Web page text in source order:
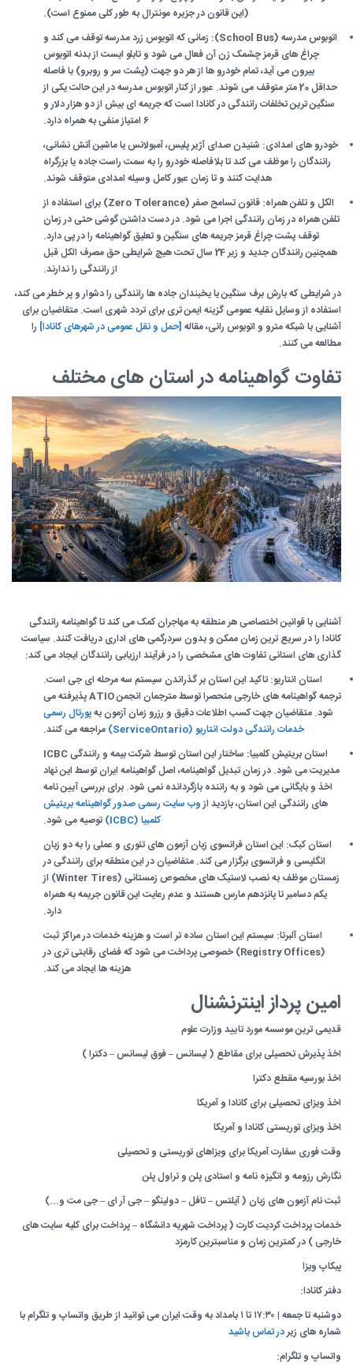
(این قانون در جزیره مونترال به طور کلی ممنوع است).
اتوبوس مدرسه (School Bus): زمانی که اتوبوس زرد مدرسه توقف می کند و
چراغ های قرمز چشمک زن آن فعال می شود و تابلو ایست از بدنه اتوبوس
بیرون می آید، تمام خودرو ها از هر دو جهت (پشت سر و روبرو) با فاصله
حداقل 20 متر متوقف می شوند. عبور از کنار اتوبوس مدرسه در این حالت یکی از
سنگین ترین تخلفات رانندگی در کانادا است که جریمه ای بیش از دو هزار دلار و
6 امتیاز منفی به همراه دارد.
خودرو های امدادی: شنیدن صدای آژیر پلیس، آمبولانس یا ماشین آتش نشانی،
رانندگان را موظف می کند تا بلافاصله خودرو را به سمت راست جاده یا بزرگراه
هدایت کنند و تا زمان عبور کامل وسیله امدادی متوقف شوند.
الکل و تلفن همراه: قانون تسامح صفر (Zero Tolerance) برای استفاده از
تلفن همراه در زمان رانندگی اجرا می شود. در دست داشتن گوشی حتی در زمان
توقف پشت چراغ قرمز جریمه های سنگین و تعلیق گواهینامه را در پی دارد.
همچنین رانندگان جدید و زیر 24 سال تحت هیچ شرایطی حق مصرف الکل قبل
از رانندگی را ندارند.
در شرایطی که بارش برف سنگین یا یخبندان جاده ها رانندگی را دشوار و پر خطر می کند،
استفاده از وسایل نقلیه عمومی گزینه ایمن تری برای تردد شهری است. متقاضیان برای
آشنایی با شبکه مترو و اتوبوس رانی، مقاله [حمل و نقل عمومی در شهرهای کانادا] را
مطالعه می کنند.
تفاوت گواهینامه در استان های مختلف
آشنایی با قوانین اختصاصی هر منطقه به مهاجران کمک می کند تا گواهینامه رانندگی
کانادا را در سریع ترین زمان ممکن و بدون سردرگمی های اداری دریافت کنند. سیاست
گذاری های استانی تفاوت های مشخصی را در فرآیند ارزیابی رانندگان ایجاد می کند:
استان انتاریو: تاکید این استان بر گذراندن سیستم سه مرحله ای جی است.
ترجمه گواهینامه های خارجی منحصرا توسط مترجمان انجمن ATIO پذیرفته می
شود. متقاضیان جهت کسب اطلاعات دقیق و رزرو زمان آزمون بهپورتال رسمی
خدمات رانندگی دولت انتاریو (ServiceOntario)
مراجعه می کنند.
استان بریتیش کلمبیا: ساختار این استان توسط شرکت بیمه و رانندگی ICBC
مدیریت می شود. در زمان تبدیل گواهینامه، اصل گواهینامه ایران توسط این نهاد
اخذ و بایگانی می شود و به راننده بازگردانده نمی شود. برای بررسی آیین نامه
های رانندگی این استان، بازدید ازوب سایت رسمی صدور گواهینامه بریتیش
کلمبیا (ICBC)
توصیه می شود.
استان کبک: این استان فرانسوی زبان آزمون های تئوری و عملی را به دو زبان
انگلیسی و فرانسوی برگزار می کند. متقاضیان در این منطقه برای رانندگی در
زمستان موظف به نصب لاستیک های مخصوص زمستانی (Winter Tires) از
یکم دسامبر تا پانزدهم مارس هستند و عدم رعایت این قانون جریمه به همراه
دارد.
استان آلبرتا: سیستم این استان ساده تر است و هزینه خدمات در مراکز ثبت
(Registry Offices) خصوصی پرداخت می شود که فضای رقابتی تری در
هزینه ها ایجاد می کند.
امین پرداز اینترنشنال
قدیمی ترین موسسه مورد تایید وزارت علوم
اخذ پذیرش تحصیلی برای مقاطع ( لیسانس – فوق لیسانس – دکترا )
اخذ بورسیه مقطع دکترا
اخذ ویزای تحصیلی برای کانادا و آمریکا
اخذ ویزای توریستی کانادا و آمریکا
وقت فوری سفارت آمریکا برای ویزاهای توریستی و تحصیلی
نگارش رزومه و انگیزه نامه و استادی پلن و تراول پلن
ثبت نام آزمون های زبان ( آیلتس – تافل – دولینگو – جی آر ای – جی مت و...)
خدمات پرداخت کردیت کارت ( پرداخت شهریه دانشگاه – پرداخت برای کلیه سایت های
خارجی ) در کمترین زمان و مناسبترین کارمزد
پیکاپ ویزا
دفتر کانادا:
دوشنبه تا جمعه | ۱۷:۳۰ تا ۱ بامداد به وقت ایران می توانید از طریق واتساپ و تلگرام با
شماره های زیردر تماس باشید
واتساپ و تلگرام: